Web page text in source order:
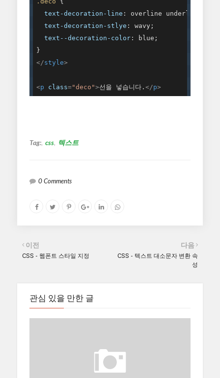
text-decoration-line : overline underline;
text-decoration-stlye : wavy;
text--decoration-color: blue;
</style>
<p class="deco">선을 넣습니다. </p>
Tag: css 텍스트
0 Comments
다음
CSS - 텍스트 대소문자 변환 속
성
이전
CSS - 웹폰트 스타일 지정
관심 있을 만한 글